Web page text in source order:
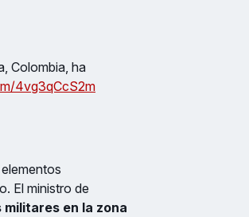
Colombia, ha
4vg3qCcS2m
El ministro de
en la zona